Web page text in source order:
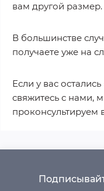
вам другой размер.
В большинстве
получаете уже на
Если у вас
свяжитесь с нами,
проконсультируем